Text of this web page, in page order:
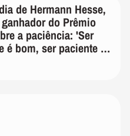
de Hermann Hesse,
do Prêmio
a paciência: 'Ser
é bom, ser paciente é